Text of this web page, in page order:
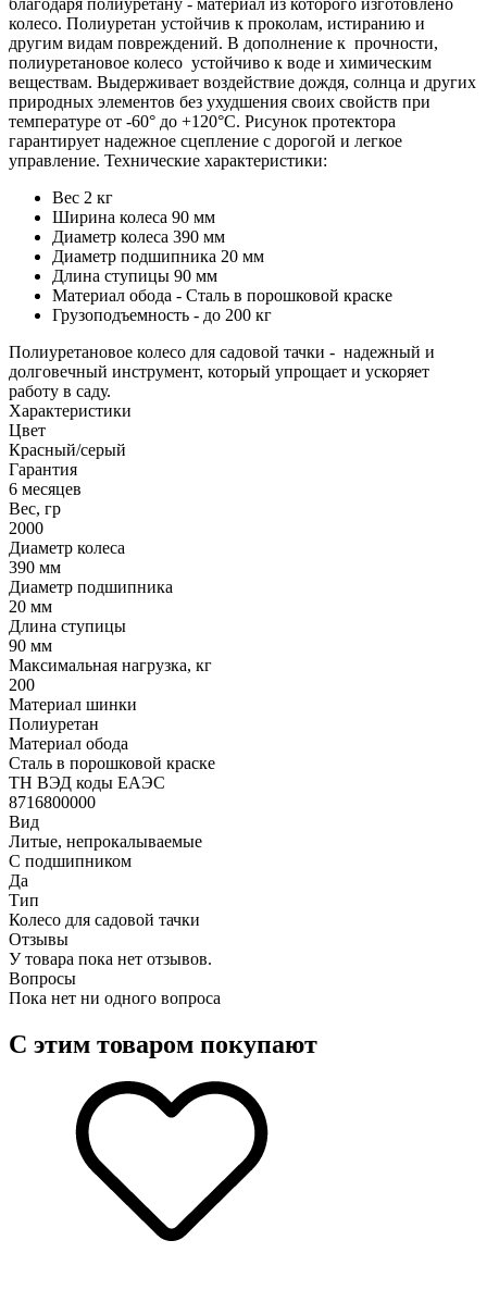
благодаря полиуретану - материал из которого изготовлено
колесо. Полиуретан устойчив к проколам, истиранию и
другим видам повреждений. В дополнение к прочности,
полиуретановое колесо устойчиво к воде и химическим
веществам. Выдерживает воздействие дождя, солнца и других
природных элементов без ухудшения своих свойств при
температуре от -60° до +120°С. Рисунок протектора
гарантирует надежное сцепление с дорогой и легкое
управление. Технические характеристики:
Вес 2 кг
Ширина колеса 90 мм
Диаметр колеса 390 мм
Диаметр подшипника 20 мм
Длина ступицы 90 мм
Материал обода - Сталь в порошковой краске
Грузоподъемность - до 200 кг
Полиуретановое колесо для садовой тачки - надежный и
долговечный инструмент, который упрощает и ускоряет
работу в саду.
Характеристики
Цвет
Красный/серый
Гарантия
6 месяцев
Вес, гр
2000
Диаметр колеса
390 мм
Диаметр подшипника
20 мм
Длина ступицы
90 мм
Максимальная нагрузка, кг
200
Материал шинки
Полиуретан
Материал обода
Сталь в порошковой краске
ТН ВЭД коды ЕАЭС
8716800000
Вид
Литые, непрокалываемые
С подшипником
Да
Тип
Колесо для садовой тачки
Отзывы
У товара пока нет отзывов.
Вопросы
Пока нет ни одного вопроса
С этим товаром покупают